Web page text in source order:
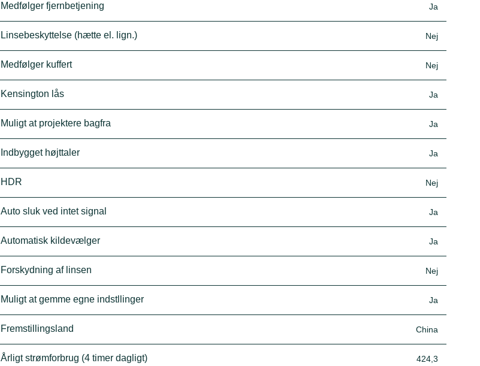
Medfølger fjernbetjening Ja
Linsebeskyttelse (hætte el. lign.) Nej
Medfølger kuffert Nej
Kensington lås Ja
Muligt at projektere bagfra Ja
Indbygget højttaler Ja
HDR Nej
Auto sluk ved intet signal Ja
Automatisk kildevælger Ja
Forskydning af linsen Nej
Muligt at gemme egne indstllinger Ja
Fremstillingsland China
Årligt strømforbrug (4 timer dagligt) 424,3